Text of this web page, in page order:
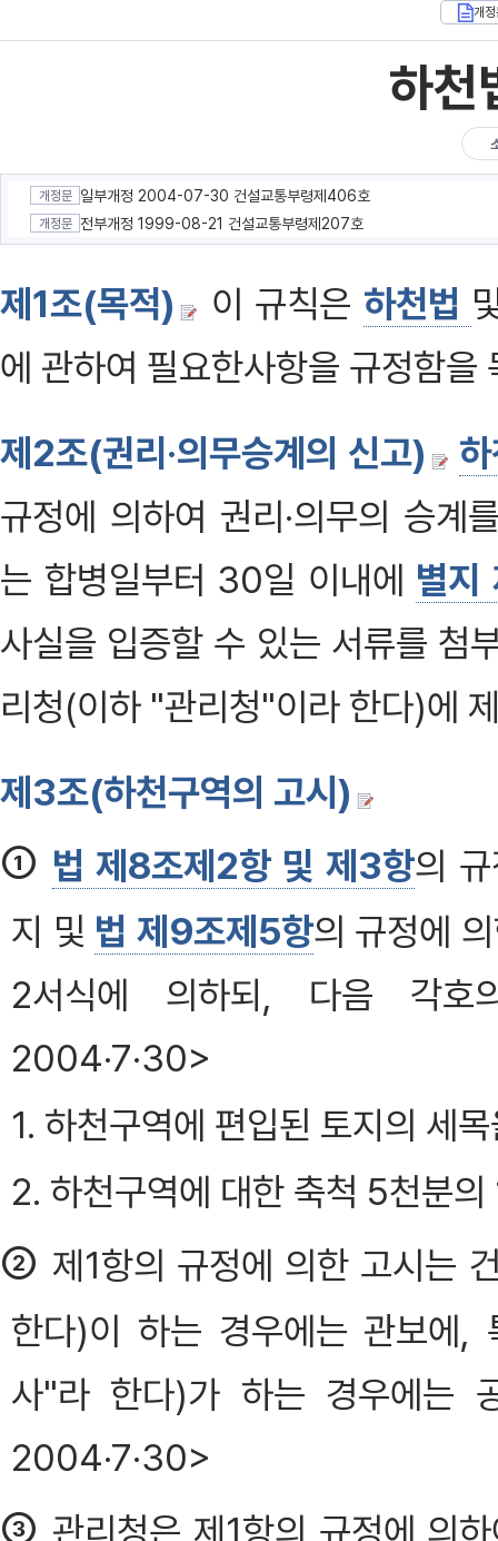
개정
하천
개정문 일부개정 2004-07-30 건설교통부령제406호
개정문 전부개정 1999-08-21 건설교통부령제207호
제1조(목적) 이 규칙은 하천법
에 관하여 필요한사항을 규정함을
제2조(권리·의무승계의 신고)
규정에 의하여 권리·의무의 승계
는 합병일부터 30일 이내에 별지
사실을 입증할 수 있는 서류를 첨
리청(이하 "관리청"이라 한다)에
제3조(하천구역의 고시)
① 법 제8조제2항 및 제3항의
지 및 법 제9조제5항의 규정에
2서식에 의하되, 다음 각호
2004·7·30>
1. 하천구역에 편입된 토지의 세
2. 하천구역에 대한 축척 5천분
② 제1항의 규정에 의한 고시는
한다)이 하는 경우에는 관보에,
사"라 한다)가 하는 경우에는
2004·7·30>
③ 관리청은 제1항의 규정에 의